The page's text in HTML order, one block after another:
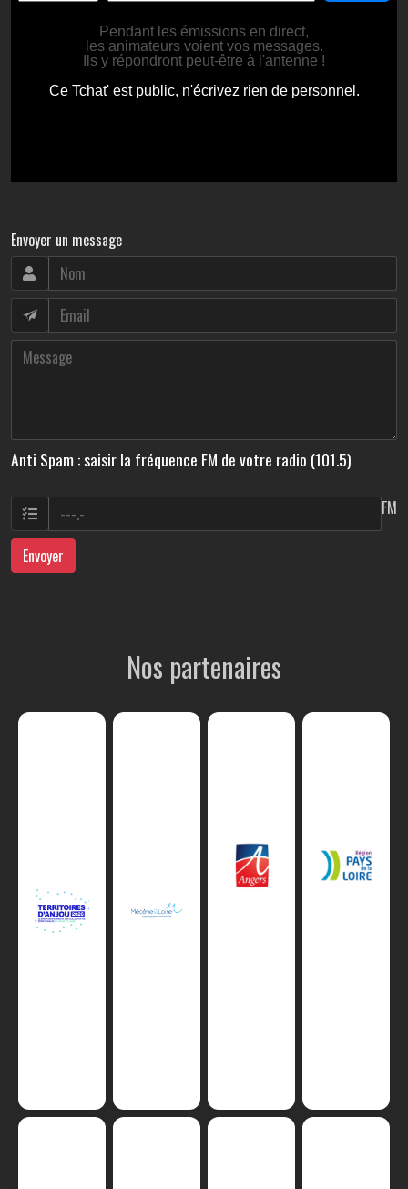
Envoyer un message
Anti Spam : saisir la fréquence FM de votre radio (101.5)
FM
Envoyer
Nos partenaires